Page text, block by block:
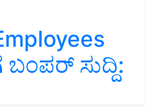
ಸುದ್ದಿ: